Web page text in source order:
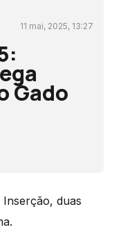
11 mai, 2025, 13:27
Gado
duas